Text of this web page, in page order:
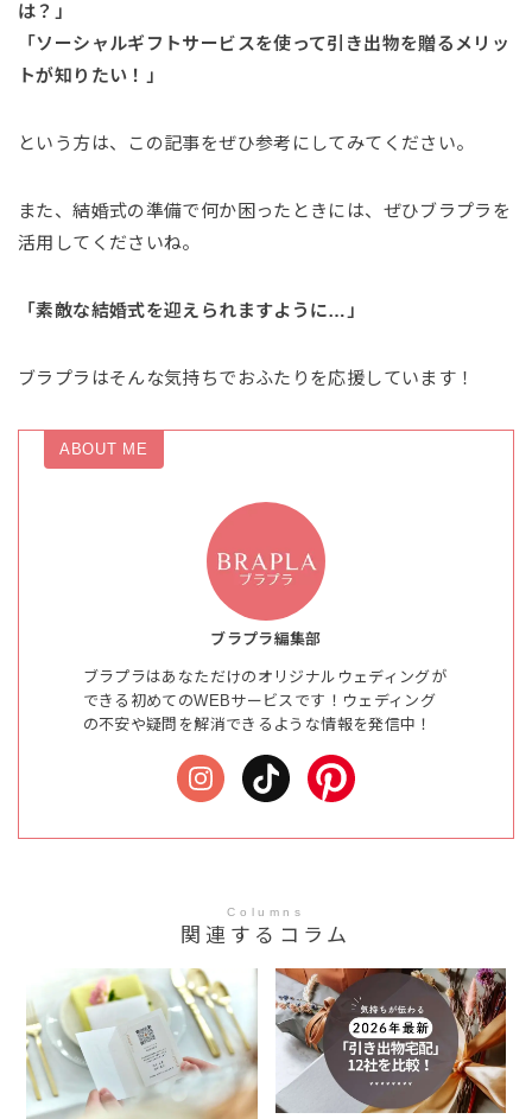
は？」
「ソーシャルギフトサービスを使って引き出物を贈るメリッ
トが知りたい！」
という方は、この記事をぜひ参考にしてみてください。
また、結婚式の準備で何か困ったときには、ぜひブラプラを
活用してくださいね。
「素敵な結婚式を迎えられますように…」
ブラプラはそんな気持ちでおふたりを応援しています！
ABOUT ME
ブラプラ編集部
ブラプラはあなただけのオリジナルウェディングが
できる初めてのWEBサービスです！ウェディング
の不安や疑問を解消できるような情報を発信中！
Columns
関連するコラム